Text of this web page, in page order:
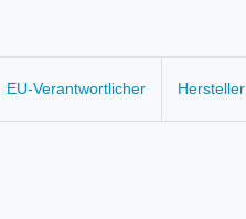
EU-Verantwortlicher Hersteller